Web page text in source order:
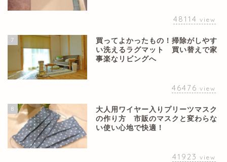
48114 view
7
買ってよかったもの！掃除がしやす
い洗えるラグマット 買い替えで家
事楽なリビングへ
46476 view
8
大人用ワイヤー入りプリーツマスク
の作り方 市販のマスクと変わらな
い使い心地で快適！
41923 view